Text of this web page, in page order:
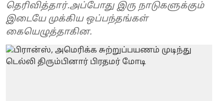
தெரிவித்தார்.அப்போது இரு நாடுகளுக்கும்
இடையே முக்கிய ஒப்பந்தங்கள்
கையெழுத்தாகின.